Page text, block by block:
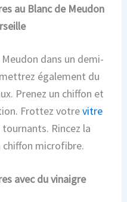
au Blanc de Meudon
dans un demi-
également du
Prenez un chiffon et
Frottez votrevitre
Rincez la
chiffon microfibre.
avec du vinaigre